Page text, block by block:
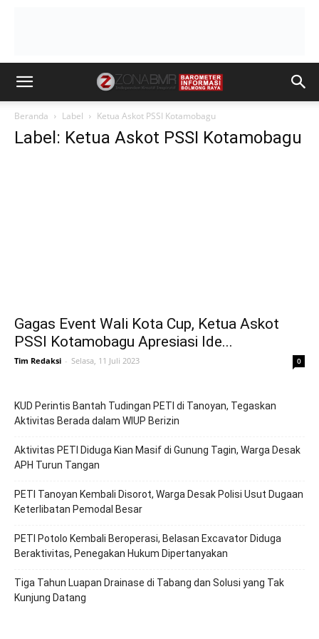
Beranda Label Ketua Askot PSSI Kotamobagu
Label: Ketua Askot PSSI Kotamobagu
Gagas Event Wali Kota Cup, Ketua Askot
PSSI Kotamobagu Apresiasi Ide...
Tim Redaksi - Selasa, 11 Juli 2023 0
KUD Perintis Bantah Tudingan PETI di Tanoyan, Tegaskan
Aktivitas Berada dalam WIUP Berizin
Aktivitas PETI Diduga Kian Masif di Gunung Tagin, Warga Desak
APH Turun Tangan
PETI Tanoyan Kembali Disorot, Warga Desak Polisi Usut Dugaan
Keterlibatan Pemodal Besar
PETI Potolo Kembali Beroperasi, Belasan Excavator Diduga
Beraktivitas, Penegakan Hukum Dipertanyakan
Tiga Tahun Luapan Drainase di Tabang dan Solusi yang Tak
Kunjung Datang